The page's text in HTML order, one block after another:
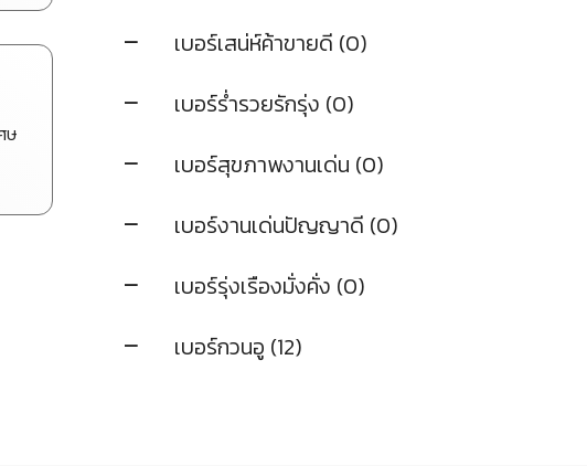
ษ
เบอร์เสน่ห์ค้าขายดี (0)
เบอร์ร่ำรวยรักรุ่ง (0)
เบอร์สุขภาพงานเด่น (0)
เบอร์งานเด่นปัญญาดี (0)
เบอร์รุ่งเรืองมั่งคั่ง (0)
เบอร์กวนอู (12)